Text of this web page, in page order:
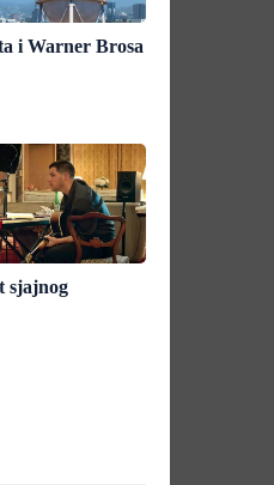
i Warner Brosa
sjajnog